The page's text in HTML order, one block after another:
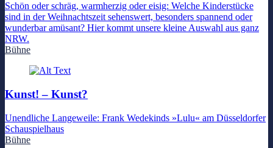
Schön oder schräg, warmherzig oder eisig: Welche Kinderstücke
sind in der Weihnachtszeit sehenswert, besonders spannend oder
wunderbar amüsant? Hier kommt unsere kleine Auswahl aus ganz
NRW.
Bühne
Kunst! – Kunst?
Unendliche Langeweile: Frank Wedekinds »Lulu« am Düsseldorfer
Schauspielhaus
Bühne